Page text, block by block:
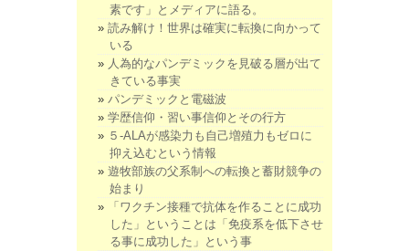
素です」とメディアに語る。
読み解け！世界は確実に転換に向かって
いる
人為的なパンデミックを見破る層が出て
きている事実
パンデミックと電磁波
学歴信仰・習い事信仰とその行方
５-ALAが感染力も自己増殖力もゼロに
抑え込むという情報
遊牧部族の父系制への転換と蓄財競争の
始まり
「ワクチン接種で抗体を作ることに成功
した」ということは「免疫系を低下させ
る事に成功した」という事